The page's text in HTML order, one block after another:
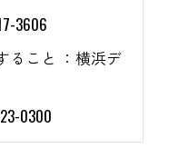
3606
ること ：横浜デ
0300